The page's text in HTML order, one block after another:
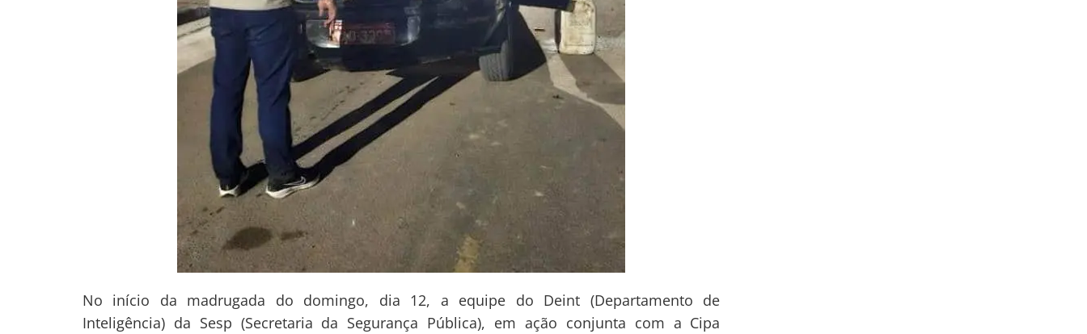
No início da madrugada do domingo, dia 12, a equipe do Deint (Departamento de
Inteligência) da Sesp (Secretaria da Segurança Pública), em ação conjunta com a Cipa